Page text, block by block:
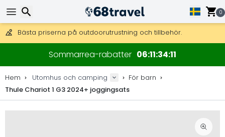
0
DHL Express över natten är också tillgängligt.
30 dagar för retur, 90 dagar för träkartor och dekorationer.
Bästa priserna på outdoorutrustning och tillbehör.
Sommarrea-rabatter 06113410
Hem Utomhus och camping
För barn
Thule Chariot 1 G3 2024+ joggingsats
Sök